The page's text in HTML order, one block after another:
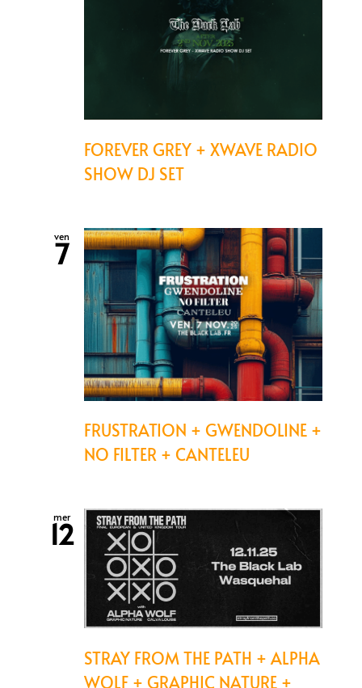
FOREVER GREY + XWAVE RADIO
SHOW DJ SET
ven
7
FRUSTRATION + GWENDOLINE +
NO FILTER + CANTELEU
mer
12
STRAY FROM THE PATH + ALPHA
WOLF + GRAPHIC NATURE +